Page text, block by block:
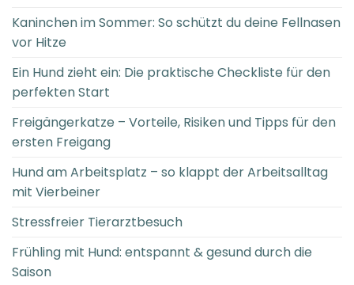
Kaninchen im Sommer: So schützt du deine Fellnasen
vor Hitze
Ein Hund zieht ein: Die praktische Checkliste für den
perfekten Start
Freigängerkatze – Vorteile, Risiken und Tipps für den
ersten Freigang
Hund am Arbeitsplatz – so klappt der Arbeitsalltag
mit Vierbeiner
Stressfreier Tierarztbesuch
Frühling mit Hund: entspannt & gesund durch die
Saison